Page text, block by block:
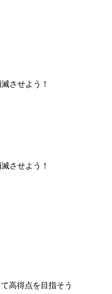
させよう！
させよう！
高得点を目指そう